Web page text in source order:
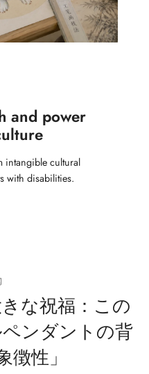
and power
intangible cultural
with disabilities.
な祝福：この
ンダントの背
徴性」